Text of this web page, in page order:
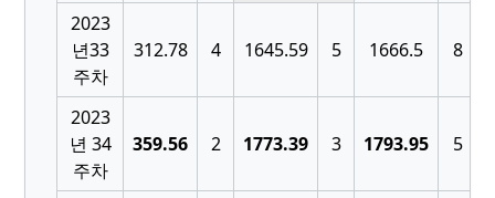
2023
년33
주차
312.78 4 1645.59 5 1666.5 8
2023
년 34
주차
359.56 2 1773.39 3 1793.95 5